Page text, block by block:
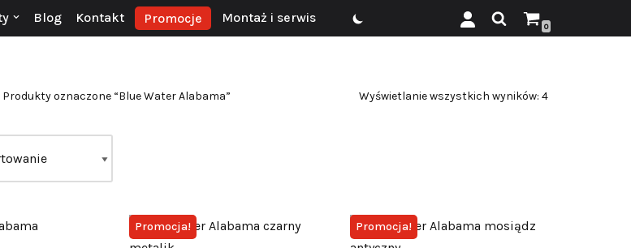
Blog Kontakt Promocje Montaż i serwis
0
Produkty oznaczone “Blue Water Alabama” Wyświetlanie wszystkich wyników: 4
Promocja! Promocja!